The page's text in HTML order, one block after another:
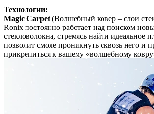
Технологии:
Magic Carpet (Волшебный ковер – слои
Ronix постоянно работает над поиском
стекловолокна, стремясь найти идеальное
позволит смоле проникнуть сквозь него и
прикрепиться к вашему «волшебному